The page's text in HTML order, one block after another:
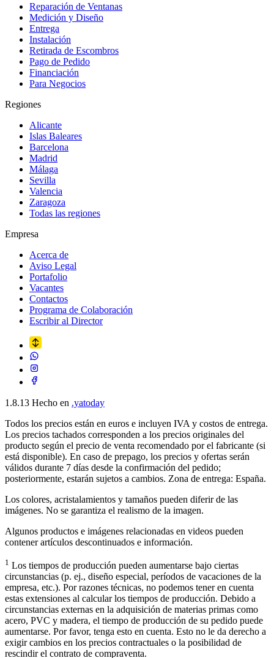
Reparación de Ventanas
Medición y Diseño
Entrega
Instalación
Retirada de Escombros
Pago de Pedido
Financiación
Para Negocios
Regiones
Alicante
Islas Baleares
Barcelona
Madrid
Málaga
Sevilla
Valencia
Zaragoza
Todas las regiones
Empresa
Acerca de
Aviso Legal
Portafolio
Vacantes
Contactos
Programa de Colaboración
Escribir al Director
1.8.13 Hecho en .yatoday
Todos los precios están en euros e incluyen IVA y costos de entrega.
Los precios tachados corresponden a los precios originales del
producto según el precio de venta recomendado por el fabricante (si
está disponible). En caso de prepago, los precios y ofertas serán
válidos durante 7 días desde la confirmación del pedido;
posteriormente, estarán sujetos a cambios. Zona de entrega: España.
Los colores, acristalamientos y tamaños pueden diferir de las
imágenes. No se garantiza el realismo de la imagen.
Algunos productos e imágenes relacionadas en videos pueden
contener artículos descontinuados e información.
1 Los tiempos de producción pueden aumentarse bajo ciertas
circunstancias (p. ej., diseño especial, períodos de vacaciones de la
empresa, etc.). Por razones técnicas, no podemos tener en cuenta
estas extensiones al calcular los tiempos de producción. Debido a
circunstancias externas en la adquisición de materias primas como
acero, PVC y madera, el tiempo de producción de su pedido puede
aumentarse. Por favor, tenga esto en cuenta. Esto no le da derecho a
exigir cambios en los precios contractuales o la posibilidad de
rescindir el contrato de compraventa.